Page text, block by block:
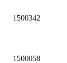
1500342
1500058